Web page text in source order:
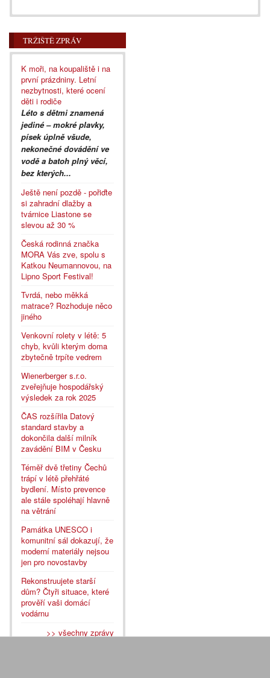
TRŽIŠTĚ ZPRÁV
K moři, na koupaliště i na
první prázdniny. Letní
nezbytnosti, které ocení
děti i rodiče
Léto s dětmi znamená
jediné – mokré plavky,
písek úplně všude,
nekonečné dovádění ve
vodě a batoh plný věcí,
bez kterých...
Ještě není pozdě - pořiďte
si zahradní dlažby a
tvárnice Liastone se
slevou až 30 %
Česká rodinná značka
MORA Vás zve, spolu s
Katkou Neumannovou, na
Lipno Sport Festival!
Tvrdá, nebo měkká
matrace? Rozhoduje něco
jiného
Venkovní rolety v létě: 5
chyb, kvůli kterým doma
zbytečně trpíte vedrem
Wienerberger s.r.o.
zveřejňuje hospodářský
výsledek za rok 2025
ČAS rozšířila Datový
standard stavby a
dokončila další milník
zavádění BIM v Česku
Téměř dvě třetiny Čechů
trápí v létě přehřáté
bydlení. Místo prevence
ale stále spoléhají hlavně
na větrání
Památka UNESCO i
komunitní sál dokazují, že
moderní materiály nejsou
jen pro novostavby
Rekonstruujete starší
dům? Čtyři situace, které
prověří vaši domácí
vodárnu
>> všechny zprávy